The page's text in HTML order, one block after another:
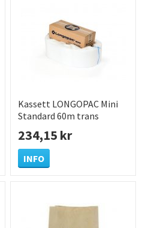
Kassett LONGOPAC Mini
Standard 60m trans
234,15 kr
INFO